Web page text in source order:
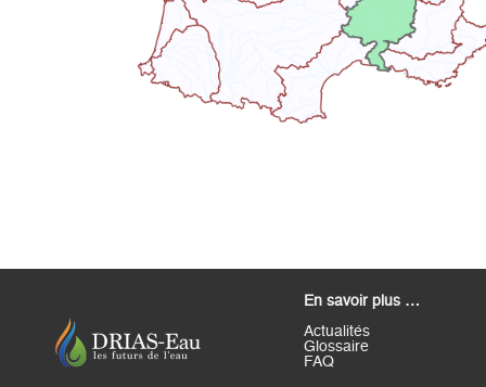
En savoir plus …
Actualités
Glossaire
FAQ